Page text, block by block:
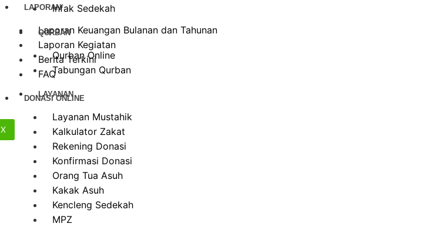
LAPORAN
Laporan Keuangan Bulanan dan Tahunan
Laporan Kegiatan
Berita Terkini
FAQ
DONASI ONLINE
X
Infak Sedekah
QURBAN
Qurban Online
Tabungan Qurban
LAYANAN
Layanan Mustahik
Kalkulator Zakat
Rekening Donasi
Konfirmasi Donasi
Orang Tua Asuh
Kakak Asuh
Kencleng Sedekah
MPZ